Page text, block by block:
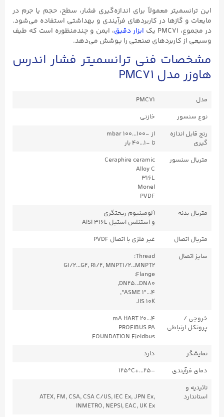
این ترانسمیتر معمولاً برای اندازه‌گیری فشار، سطح، حجم یا جرم در
مایعات و گازها در کاربردهای فرآیندی و بهداشتی استفاده می‌شود.
در مجموع، PMC71 یک
ابزار دقیق، ایمن و چندمنظوره است که طیف
وسیعی از کاربردهای صنعتی را پوشش می‌دهد.
مشخصات فنی ترانسمیتر فشار اندرس
هاوزر مدل PMC71
مدل
PMC71
نوع سنسور
خازنی
رنج قابل اندازه
گیری
از -۱۰۰...۱۰۰ mbar
تا -۱...۴۰ بار
متریال سنسور
Ceraphire ceramic
Alloy C
316L
Monel
PVDF
متریال بدنه
آلومینیوم ریختگری
و استنلس استیل AISI 316L
متریال اتصال
غیر فلزی با اتصال PVDF
سایز اتصال
Thread:
G1/2...G2, R1/2, MNPT1/2...MNPT2
Flange:
DN25...DN80,
ASME 1"...4",
JIS 10K
خروجی /
پروتکل ارتباطی
4...20 mA HART
PROFIBUS PA
FOUNDATION Fieldbus
نمایشگر
دارد
دمای فرآیندی
–25...+125°C
تائیدیه و
استاندارد
ATEX, FM, CSA, CSA C/US, IEC Ex, JPN Ex,
INMETRO, NEPSI, EAC, UK Ex